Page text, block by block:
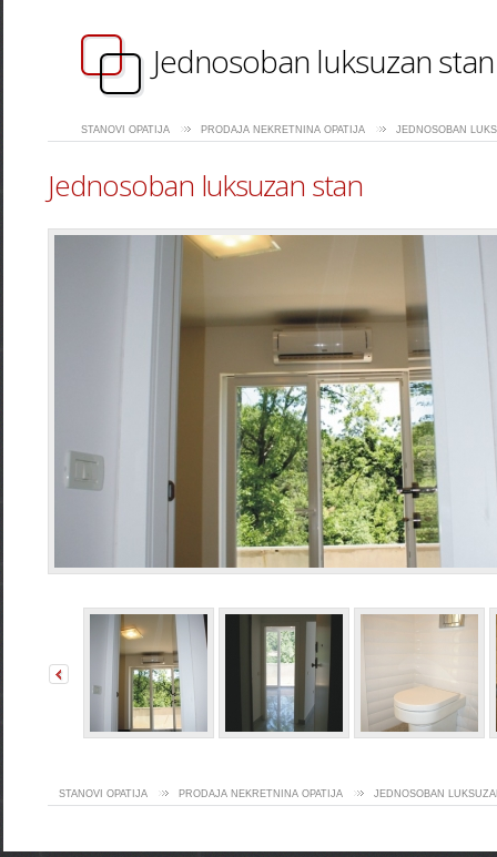
Jednosoban luksuzan stan
STANOVI OPATIJA PRODAJA NEKRETNINA OPATIJA JEDNOSOBAN
Jednosoban luksuzan stan
STANOVI OPATIJA PRODAJA NEKRETNINA OPATIJA JEDNOSOBAN